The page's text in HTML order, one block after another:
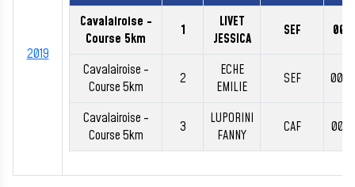
2019
Cavalairoise -
Course 5km
1
LIVET
JESSICA
SEF
Cavalairoise -
Course 5km
2
ECHE
EMILIE
SEF
Cavalairoise -
Course 5km
3
LUPORINI
FANNY
CAF